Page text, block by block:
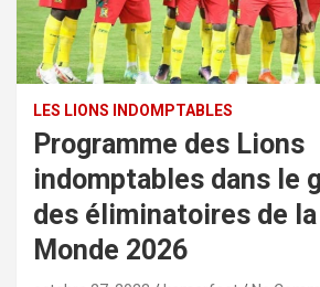
LES LIONS INDOMPTABLES
Programme des Lions
indomptables dans le
des éliminatoires de la
Monde 2026